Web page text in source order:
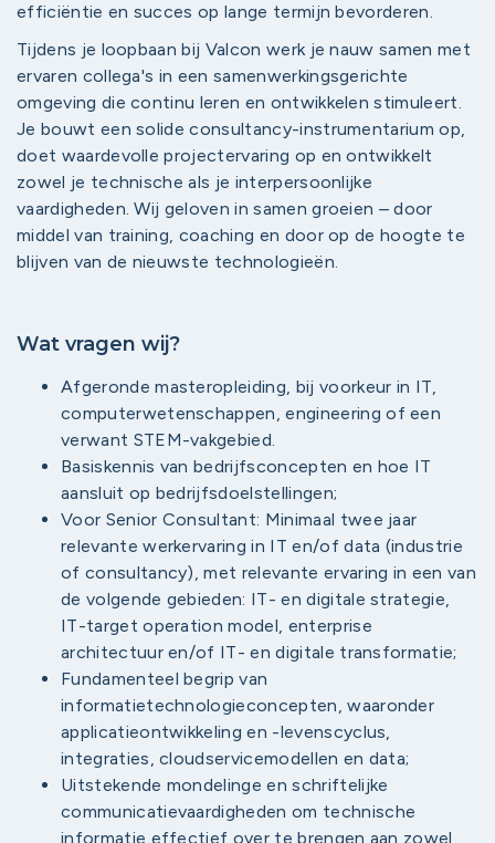
efficiëntie en succes op lange termijn bevorderen.
Tijdens je loopbaan bij Valcon werk je nauw samen met
ervaren collega's in een samenwerkingsgerichte
omgeving die continu leren en ontwikkelen stimuleert.
Je bouwt een solide consultancy-instrumentarium op,
doet waardevolle projectervaring op en ontwikkelt
zowel je technische als je interpersoonlijke
vaardigheden. Wij geloven in samen groeien – door
middel van training, coaching en door op de hoogte te
blijven van de nieuwste technologieën.
Wat vragen wij?
Afgeronde masteropleiding, bij voorkeur in IT,
computerwetenschappen, engineering of een
verwant STEM-vakgebied.
Basiskennis van bedrijfsconcepten en hoe IT
aansluit op bedrijfsdoelstellingen;
Voor Senior Consultant: Minimaal twee jaar
relevante werkervaring in IT en/of data (industrie
of consultancy), met relevante ervaring in een van
de volgende gebieden: IT- en digitale strategie,
IT-target operation model, enterprise
architectuur en/of IT- en digitale transformatie;
Fundamenteel begrip van
informatietechnologieconcepten, waaronder
applicatieontwikkeling en -levenscyclus,
integraties, cloudservicemodellen en data;
Uitstekende mondelinge en schriftelijke
communicatievaardigheden om technische
informatie effectief over te brengen aan zowel